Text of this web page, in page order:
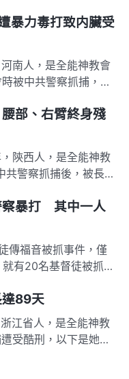
暴力毒打致内臟受
南人，是全能神教會
被中共警察抓捕，警
。 以下是李欣被中共
月12日，李欣和5名
部、右臂終身殘
陝西人，是全能神教
共警察抓捕後，被長時
，陳國平與一基督徒
警察手持木棒（約長
察暴打 其中一人
傳福音被抓事件，僅
有20名基督徒被抓
酷刑，一人的臉部被
折磨 2012年12月17日
達89天
江省人，是全能神教
受酷刑，以下是她受